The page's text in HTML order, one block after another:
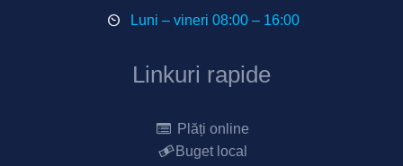
Luni – vineri 08:00 – 16:00
Linkuri rapide
Plăți online
Buget local